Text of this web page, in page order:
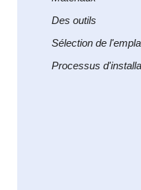
Des outils
Sélection de
Processus